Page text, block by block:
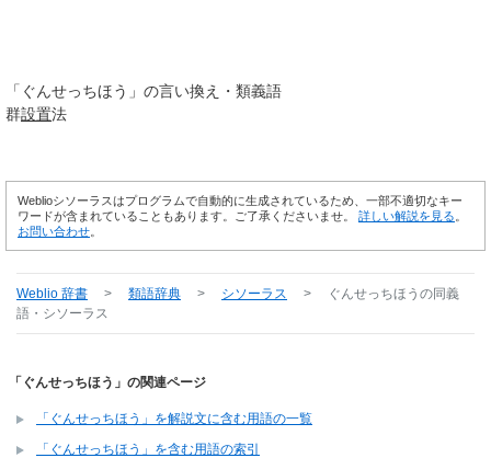
「 ぐんせっちほう 」の言い換え・類義語
群設置法
Weblioシソーラスはプログラムで自動的に生成されているため、一部不適切なキー
ワードが含まれていることもあります。ご了承くださいませ。 詳しい解説を見る
お問い合わせ
Weblio 辞書 > 類語辞典 > シソーラス > ぐんせっちほう の同義
語・シソーラス
「ぐんせっちほう」の関連ページ
「ぐんせっちほう」を解説文に含む用語の一覧
「ぐんせっちほう」を含む用語の索引